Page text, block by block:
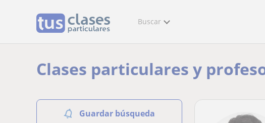
Buscar
Clases particulares y
Guardar búsqueda